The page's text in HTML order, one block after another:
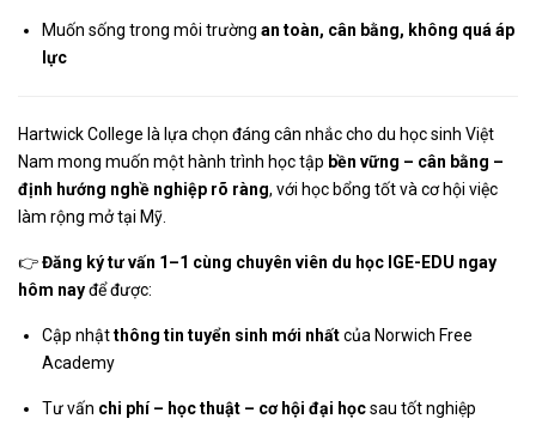
Muốn sống trong môi trường an toàn, cân bằng, không quá áp
lực
Hartwick College là lựa chọn đáng cân nhắc cho du học sinh Việt
Nam mong muốn một hành trình học tập bền vững – cân bằng –
định hướng nghề nghiệp rõ ràng, với học bổng tốt và cơ hội việc
làm rộng mở tại Mỹ.
👉Đăng ký tư vấn 1–1 cùng chuyên viên du học IGE-EDU ngay
hôm nayđể được:
Cập nhậtthông tin tuyển sinh mới nhấtcủa Norwich Free
Academy
Tư vấn chi phí – học thuật – cơ hội đại họcsau tốt nghiệp